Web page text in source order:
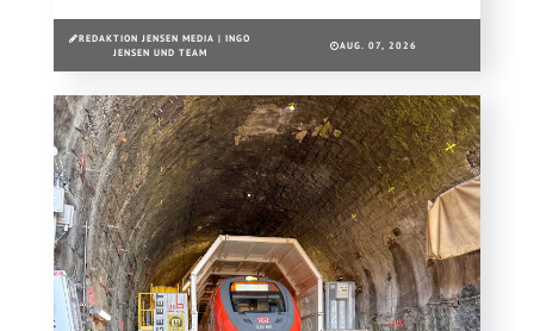
REDAKTION JENSEN MEDIA | INGO
JENSEN UND TEAM
AUG. 07, 2026